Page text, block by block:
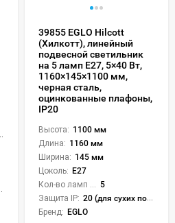
39855 EGLO Hilcott
(Хилкотт), линейный
подвесной светильник
на 5 ламп E27, 5×40 Вт,
1160×145×1100 мм,
черная сталь,
оцинкованные плафоны,
IP20
Высота: 1100 мм
Длина: 1160 мм
Ширина: 145 мм
Цоколь: E27
5
Защита IP: 20 (для сухих пом.)
Бренд: EGLO